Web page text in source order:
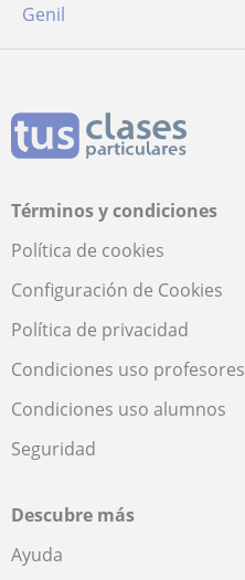
Genil
Términos y condiciones
Política de cookies
Configuración de Cookies
Política de privacidad
Condiciones uso profesores
Condiciones uso alumnos
Seguridad
Descubre más
Ayuda